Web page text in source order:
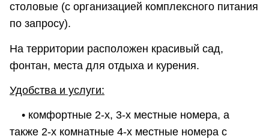
столовые (с организацией комплексного питания
по запросу).
На территории расположен красивый сад,
фонтан, места для отдыха и курения.
Удобства и услуги:
• комфортные 2-х, 3-х местные номера, а
также 2-х комнатные 4-х местные номера с